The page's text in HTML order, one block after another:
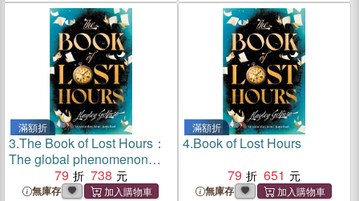
滿額折
3.The Book of Lost Hours：
The global phenomenon
time travel romance that
readers are loving
79 738
無庫存
滿額折
4.Book of Lost Hours
79
651
無庫存